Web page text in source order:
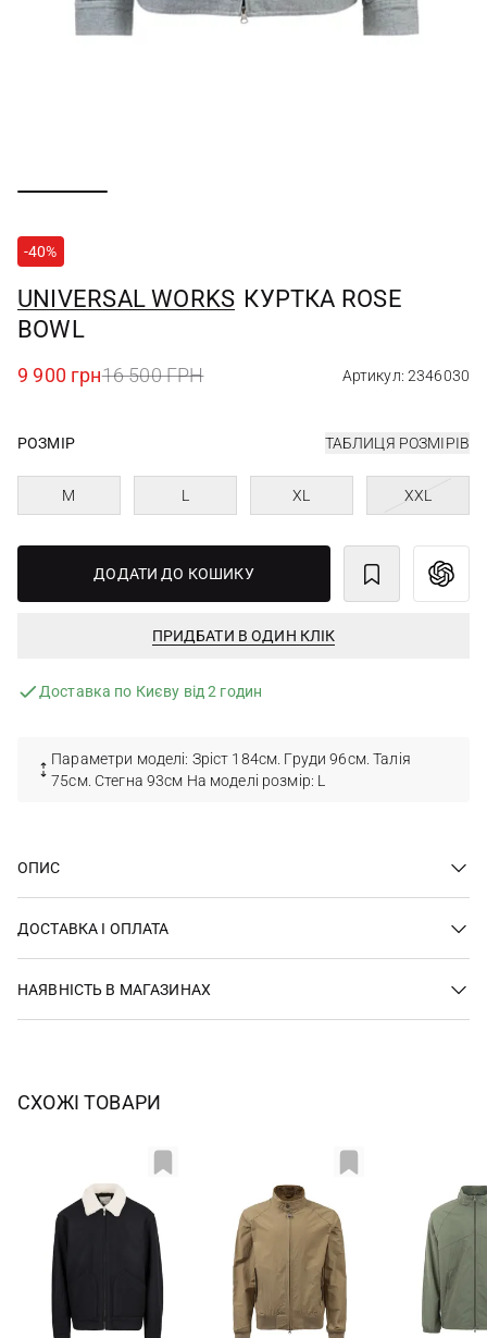
-40%
UNIVERSAL WORKS КУРТКА ROSE
BOWL
9 900 грн16 500 ГРН Артикул: 2346030
РОЗМІР ТАБЛИЦЯ РОЗМІРІВ
M L XL XXL
ДОДАТИ ДО КОШИКУ
ПРИДБАТИ В ОДИН КЛІК
Доставка по Києву від 2 годин
Параметри моделі: Зріст 184см. Груди 96см. Талія
75см. Стегна 93см На моделі розмір: L
ОПИС
ДОСТАВКА І ОПЛАТА
НАЯВНІСТЬ В МАГАЗИНАХ
СХОЖІ ТОВАРИ